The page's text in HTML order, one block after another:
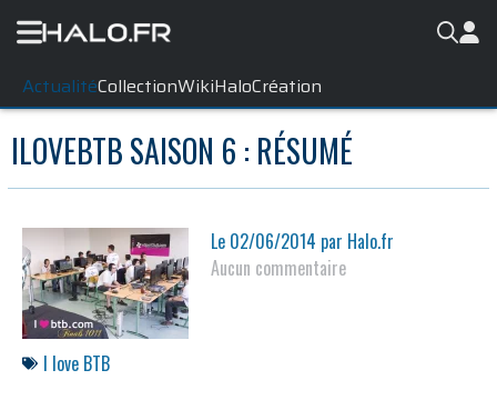
ActualitéCollectionWikiHaloCréation
ILOVEBTB SAISON 6 : RÉSUMÉ
Le 02/06/2014 par Halo.fr
Aucun commentaire
I love BTB